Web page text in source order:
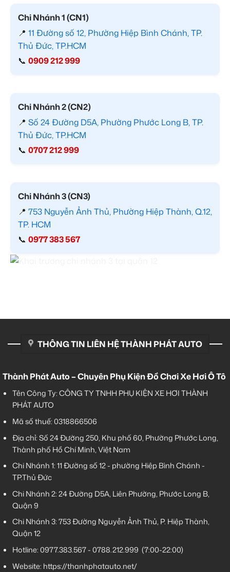
Chi Nhánh 1 (CN1)
📍 11 Đường số 12, Phường Hiệp Bình Chánh, TP.
Thủ Đức, TP.HCM
📞 0909 212 999
Chi Nhánh 2 (CN2)
📍 Số 24 Đường D5A, Phường Phước Long B, TP.
Thủ Đức, TP.HCM
📞 0707 212 999
Chi Nhánh 3 (CN3)
📍 753 Nguyễn Ảnh Thủ, Phường Hiệp Thành, Q.12,
TP. HCM
📞 0977 383 567
THÔNG TIN LIÊN HỆ THÀNH PHÁT AUTO
Thành Phát Auto – Chuyên Phụ Kiện Đồ Chơi Xe Hơi Ô Tô
Tên Công Ty: CÔNG TY TNHH PHỤ KIỆN XE HƠI THÀNH
PHÁT AUTO
Mã số thuế: 0318866506
Địa chỉ: Số 24 Đường 250, Khu phố 60, Phường Phước Long,
Thành phố Hồ Chí Minh, Việt Nam
Chi Nhánh 1:11 Đường số 12 - phường Hiệp Bình Chánh -
TP.Thủ Đức
Chi Nhánh 2:24 Đường D5A, Liên Phường, Phước Long B,
Quận 9
Chi Nhánh 3:753 Đường Nguyễn Ảnh Thủ, P. Hiệp Thành,
Quận 12
Hotline:0977.383.567-0788.212.999 (7:00-22:00)
Website: https://thanhphatauto.net/